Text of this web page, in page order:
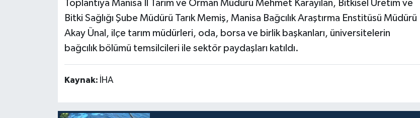
Toplantıya Manisa İl Tarım ve Orman Müdürü Mehmet Karayılan, Bitkisel Üretim ve
Bitki Sağlığı Şube Müdürü Tarık Memiş, Manisa Bağcılık Araştırma Enstitüsü Müdürü
Akay Ünal, ilçe tarım müdürleri, oda, borsa ve birlik başkanları, üniversitelerin
bağcılık bölümü temsilcileri ile sektör paydaşları katıldı.
Kaynak: İHA